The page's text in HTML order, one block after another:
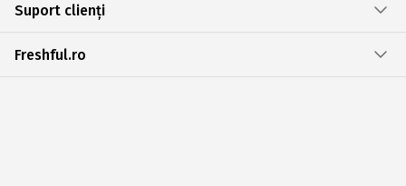
Suport clienți
Freshful.ro